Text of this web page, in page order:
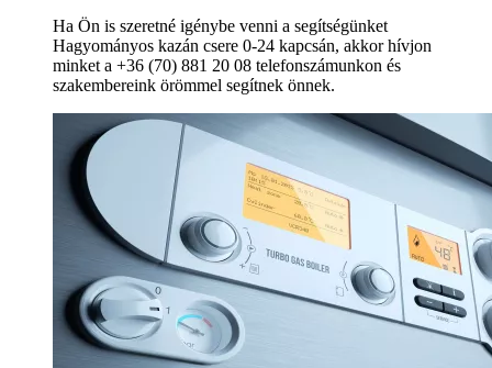
Ha Ön is szeretné igénybe venni a segítségünket
Hagyományos kazán csere 0-24 kapcsán, akkor hívjon
minket a +36 (70) 881 20 08 telefonszámunkon és
szakembereink örömmel segítnek önnek.